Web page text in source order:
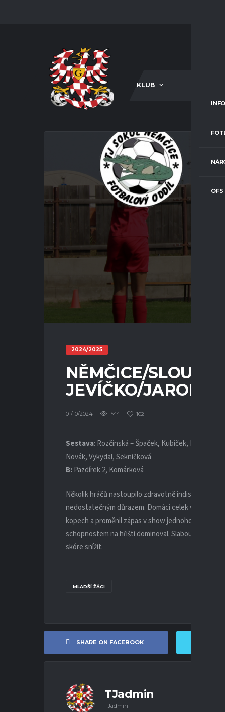
KLUB
OFS
2024/2025
NĚMČICE/
JEVÍČKO/
01/10/2024 544 102
Sestava: Rozčínská – Špaček, Kubíček, Fluksa,
Novák, Vykydal, Sekničková
B:Pazdírek 2, Komárková
Několik hráčů nastoupilo zdravotně
nedostatečným důrazem. Domácí celek využíval
kopech a proměnil zápas v show jednoho hráče,
schopnostem na hřišti dominoval. Slabou útěchou
skóre snížit.
MLADŠÍ ŽÁCI
SHARE ON FACEBOOK
TJadmin
TJadmin